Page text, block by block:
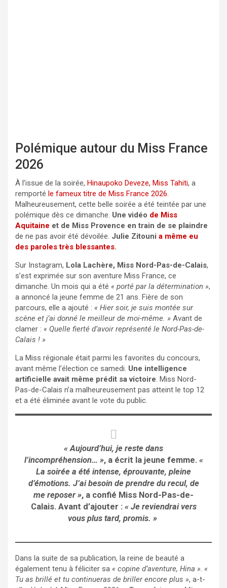
Polémique autour du Miss France
2026
À l’issue de la soirée, Hinaupoko Deveze, Miss Tahiti, a
remporté le fameux titre de Miss France 2026.
Malheureusement, cette belle soirée a été teintée par une
polémique dès ce dimanche. Une vidéo de Miss
Aquitaine et de Miss Provence en train de se plaindre
de ne pas avoir été dévoilée. Julie Zitouni a même eu
des paroles très blessantes.
Sur Instagram, Lola Lachère, Miss Nord-Pas-de-Calais,
s’est exprimée sur son aventure Miss France, ce
dimanche. Un mois qui a été « porté par la détermination »,
a annoncé la jeune femme de 21 ans. Fière de son
parcours, elle a ajouté : « Hier soir, je suis montée sur
scène et j’ai donné le meilleur de moi-même. » Avant de
clamer : « Quelle fierté d’avoir représenté le Nord-Pas-de-
Calais ! »
La Miss régionale était parmi les favorites du concours,
avant même l’élection ce samedi. Une intelligence
artificielle avait même prédit sa victoire. Miss Nord-
Pas-de-Calais n’a malheureusement pas atteint le top 12
et a été éliminée avant le vote du public.
« Aujourd’hui, je reste dans
l’incompréhension… », a écrit la jeune femme. «
La soirée a été intense, éprouvante, pleine
d’émotions. J’ai besoin de prendre du recul, de
me reposer », a confié Miss Nord-Pas-de-
Calais. Avant d’ajouter : « Je reviendrai vers
vous plus tard, promis. »
Dans la suite de sa publication, la reine de beauté a
également tenu à féliciter sa « copine d’aventure, Hina ». «
Tu as brillé et tu continueras de briller encore plus », a-t-